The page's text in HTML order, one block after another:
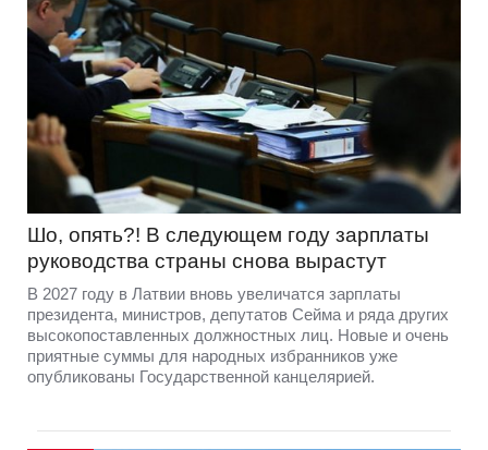
Шо, опять?! В следующем году зарплаты
руководства страны снова вырастут
В 2027 году в Латвии вновь увеличатся зарплаты
президента, министров, депутатов Сейма и ряда других
высокопоставленных должностных лиц. Новые и очень
приятные суммы для народных избранников уже
опубликованы Государственной канцелярией.